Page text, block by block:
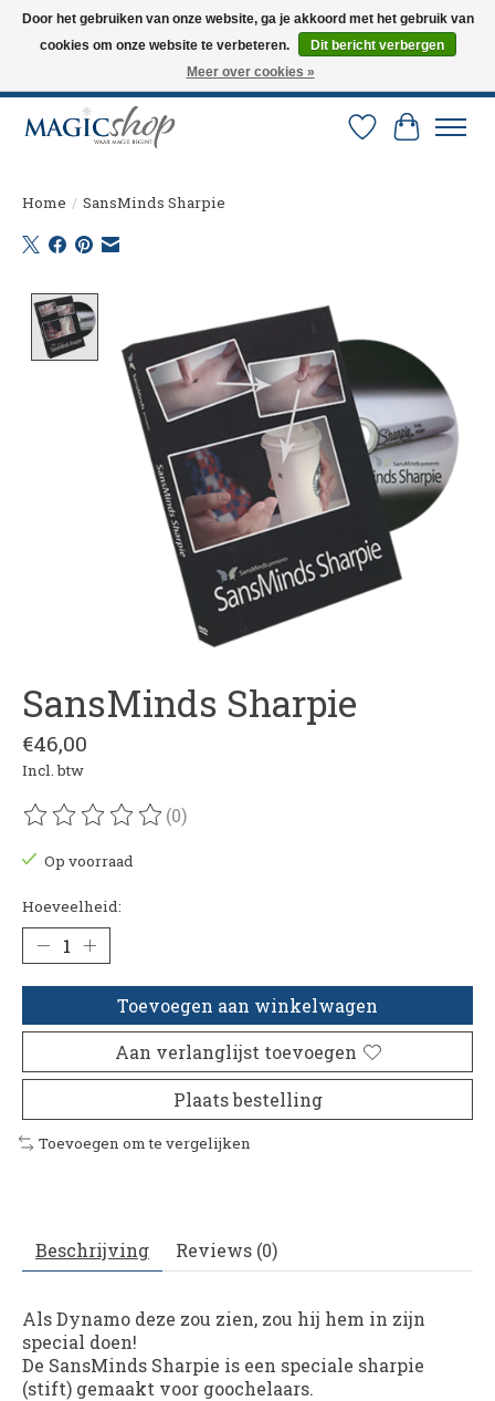
Altijd de nieuwste trucs op voorraad. Snelle verzending via PostNL en DHL.
Langskomen in onze winkel? Bel of mail om een afspraak te maken. 0251-
Verlanglijst
Home / SansMinds Sharpie
Product image slideshow Items
SansMinds Sharpie
€46,00
Incl. btw
De beoordeling van dit product is
(0)
Op voorraad
Hoeveelheid:
Toevoegen aan winkelwagen
Aan verlanglijst toevoegen
Plaats bestelling
Toevoegen om te vergelijken
Beschrijving Reviews (0)
Als Dynamo deze zou zien, zou hij hem in zijn
special doen!
De SansMinds Sharpie is een speciale sharpie
(stift) gemaakt voor goochelaars.
Door het gebruiken van onze website, ga je akkoord met het gebruik van
cookies om onze website te verbeteren.
Dit bericht verbergen
Meer over cookies »